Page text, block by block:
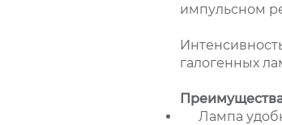
импульсном
галогенных
Лампа